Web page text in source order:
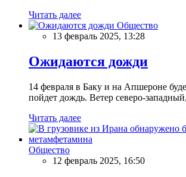
Читать далее
Общество
13 февраль 2025, 13:28
Ожидаются дожди
14 февраля в Баку и на Апшероне
пойдет дождь. Ветер северо-
Читать далее
Общество
12 февраль 2025, 16:50